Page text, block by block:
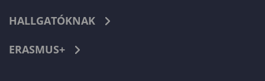
HALLGATÓKNAK
ERASMUS+